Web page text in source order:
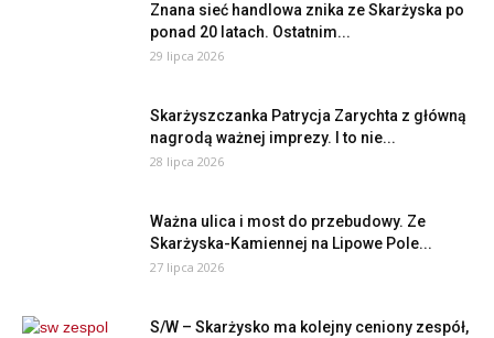
Znana sieć handlowa znika ze Skarżyska po
ponad 20 latach. Ostatnim...
29 lipca 2026
Skarżyszczanka Patrycja Zarychta z główną
nagrodą ważnej imprezy. I to nie...
28 lipca 2026
Ważna ulica i most do przebudowy. Ze
Skarżyska-Kamiennej na Lipowe Pole...
27 lipca 2026
S/W – Skarżysko ma kolejny ceniony zespół,